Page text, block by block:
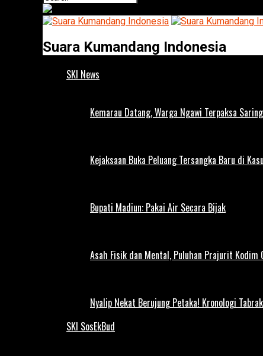
Suara Kumandang Indonesia
SKI News
Kemarau Datang, Warga Ngawi Terpaksa
Kejaksaan Buka Peluang Tersangka Baru di
Bupati Madiun: Pakai Air Secara Bijak
Asah Fisik dan Mental, Puluhan Prajurit
Nyalip Nekat Berujung Petaka! Kronologi
SKI SosEkBud